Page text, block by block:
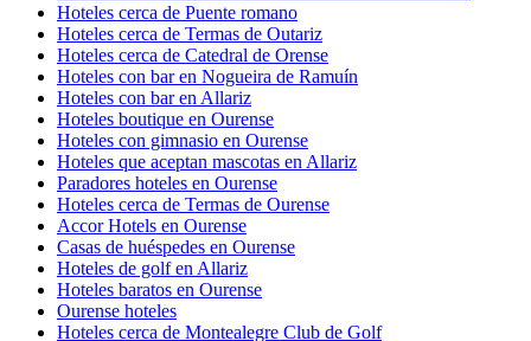
Hoteles cerca de Puente romano
Hoteles cerca de Termas de Outariz
Hoteles cerca de Catedral de Orense
Hoteles con bar en Nogueira de Ramuín
Hoteles con bar en Allariz
Hoteles boutique en Ourense
Hoteles con gimnasio en Ourense
Hoteles que aceptan mascotas en Allariz
Paradores hoteles en Ourense
Hoteles cerca de Termas de Ourense
Accor Hotels en Ourense
Casas de huéspedes en Ourense
Hoteles de golf en Allariz
Hoteles baratos en Ourense
Ourense hoteles
Hoteles cerca de Montealegre Club de Golf